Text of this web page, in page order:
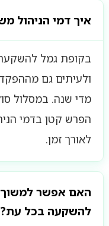
איך דמי הניהול
בקופת גמל להשקעה
ולעיתים גם
מדי שנה. במסלול
הפרש קטן בדמי
לאורך זמן.
האם אפשר
להשקעה בכל עת?